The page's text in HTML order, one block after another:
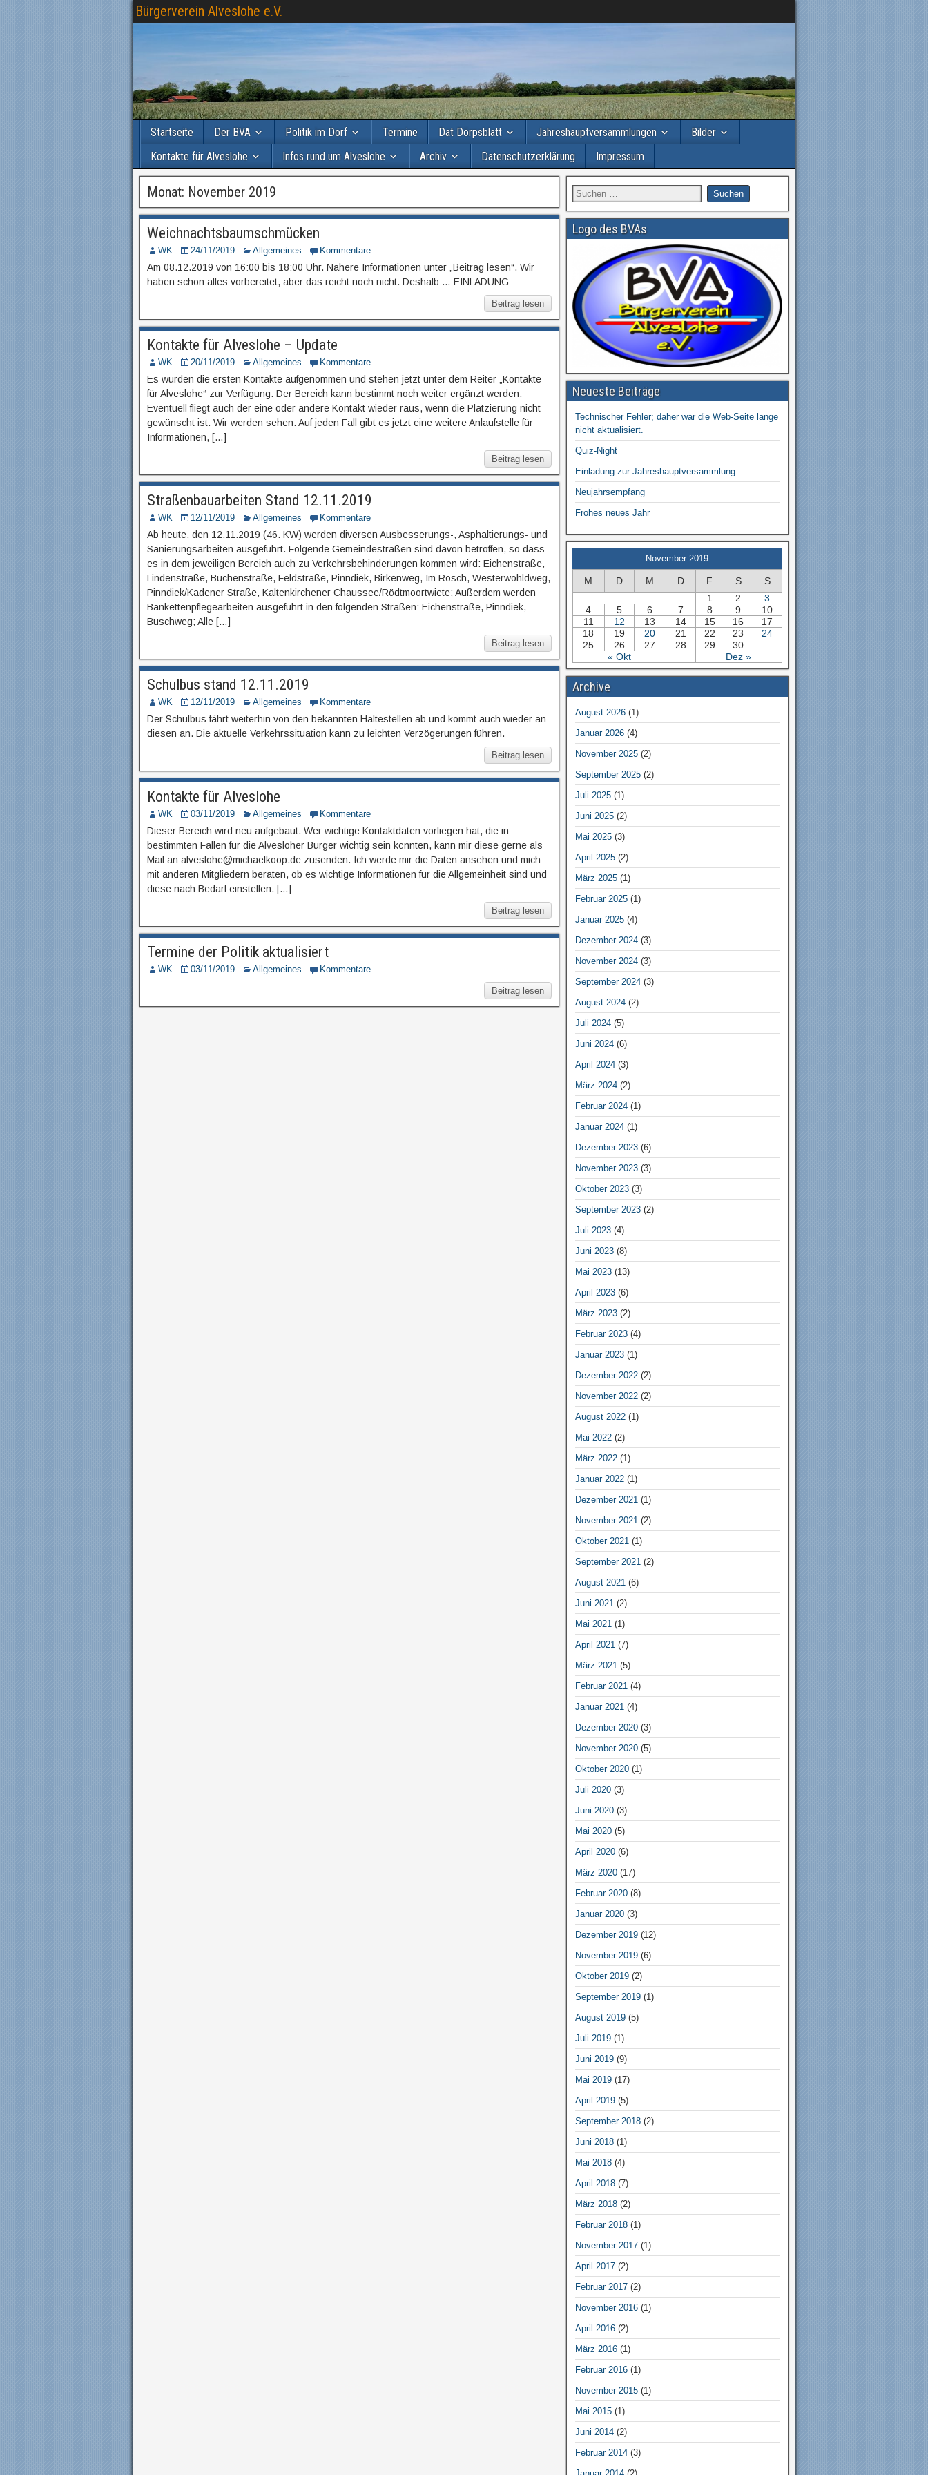
Bürgerverein Alveslohe e.V.
Startseite Der BVA Politik im Dorf Termine Dat Dörpsblatt Jahreshauptversammlungen
Bilder
Kontakte für Alveslohe
Infos rund um Alveslohe Archiv Datenschutzerklärung Impressum
Monat: November 2019
Weichnachtsbaumschmücken
WK 24/11/2019 Allgemeines Kommentare
Am 08.12.2019 von 16:00 bis 18:00 Uhr. Nähere Informationen unter „Beitrag lesen“. Wir
haben schon alles vorbereitet, aber das reicht noch nicht. Deshalb … EINLADUNG
Beitrag lesen
Kontakte für Alveslohe – Update
WK 20/11/2019 Allgemeines Kommentare
Es wurden die ersten Kontakte aufgenommen und stehen jetzt unter dem Reiter „Kontakte
für Alveslohe“ zur Verfügung. Der Bereich kann bestimmt noch weiter ergänzt werden.
Eventuell fliegt auch der eine oder andere Kontakt wieder raus, wenn die Platzierung nicht
gewünscht ist. Wir werden sehen. Auf jeden Fall gibt es jetzt eine weitere Anlaufstelle für
Informationen, […]
Beitrag lesen
Straßenbauarbeiten Stand 12.11.2019
WK 12/11/2019 Allgemeines Kommentare
Ab heute, den 12.11.2019 (46. KW) werden diversen Ausbesserungs-, Asphaltierungs- und
Sanierungsarbeiten ausgeführt. Folgende Gemeindestraßen sind davon betroffen, so dass
es in dem jeweiligen Bereich auch zu Verkehrsbehinderungen kommen wird: Eichenstraße,
Lindenstraße, Buchenstraße, Feldstraße, Pinndiek, Birkenweg, Im Rösch, Westerwohldweg,
Pinndiek/Kadener Straße, Kaltenkirchener Chaussee/Rödtmoortwiete; Außerdem werden
Bankettenpflegearbeiten ausgeführt in den folgenden Straßen: Eichenstraße, Pinndiek,
Buschweg; Alle […]
Beitrag lesen
Schulbus stand 12.11.2019
WK 12/11/2019 Allgemeines Kommentare
Der Schulbus fährt weiterhin von den bekannten Haltestellen ab und kommt auch wieder an
diesen an. Die aktuelle Verkehrssituation kann zu leichten Verzögerungen führen.
Beitrag lesen
Kontakte für Alveslohe
WK 03/11/2019 Allgemeines Kommentare
Dieser Bereich wird neu aufgebaut. Wer wichtige Kontaktdaten vorliegen hat, die in
bestimmten Fällen für die Alvesloher Bürger wichtig sein könnten, kann mir diese gerne als
Mail an alveslohe@michaelkoop.de zusenden. Ich werde mir die Daten ansehen und mich
mit anderen Mitgliedern beraten, ob es wichtige Informationen für die Allgemeinheit sind und
diese nach Bedarf einstellen. […]
Beitrag lesen
Termine der Politik aktualisiert
WK 03/11/2019 Allgemeines Kommentare
Beitrag lesen
Logo des BVAs
Neueste Beiträge
Technischer Fehler; daher war die Web-Seite lange
nicht aktualisiert.
Quiz-Night
Einladung zur Jahreshauptversammlung
Neujahrsempfang
Frohes neues Jahr
November 2019
M D M D F S S
« Okt Dez »
1 2
3
4
5 6 7 8 9
10
11
12 13 14 15 16
17
18
19 20 21 22 23
24
25
26 27 28 29 30
Archive
August 2026(1)
Januar 2026(4)
November 2025(2)
September 2025(2)
Juli 2025(1)
Juni 2025(2)
Mai 2025(3)
April 2025(2)
März 2025(1)
Februar 2025(1)
Januar 2025(4)
Dezember 2024(3)
November 2024(3)
September 2024(3)
August 2024(2)
Juli 2024(5)
Juni 2024(6)
April 2024(3)
März 2024(2)
Februar 2024(1)
Januar 2024(1)
Dezember 2023(6)
November 2023(3)
Oktober 2023(3)
September 2023(2)
Juli 2023(4)
Juni 2023(8)
Mai 2023(13)
April 2023(6)
März 2023(2)
Februar 2023(4)
Januar 2023(1)
Dezember 2022(2)
November 2022(2)
August 2022(1)
Mai 2022(2)
März 2022(1)
Januar 2022(1)
Dezember 2021 (1)
November 2021 (2)
Oktober 2021 (1)
September 2021 (2)
August 2021 (6)
Juni 2021 (2)
Mai 2021 (1)
April 2021 (7)
März 2021 (5)
Februar 2021 (4)
Januar 2021 (4)
Dezember 2020(3)
November 2020(5)
Oktober 2020(1)
Juli 2020(3)
Juni 2020(3)
Mai 2020(5)
April 2020(6)
März 2020(17)
Februar 2020(8)
Januar 2020(3)
Dezember 2019(12)
November 2019(6)
Oktober 2019(2)
September 2019(1)
August 2019(5)
Juli 2019(1)
Juni 2019(9)
Mai 2019(17)
April 2019(5)
September 2018(2)
Juni 2018(1)
Mai 2018(4)
April 2018(7)
März 2018(2)
Februar 2018(1)
November 2017(1)
April 2017(2)
Februar 2017(2)
November 2016(1)
April 2016(2)
März 2016(1)
Februar 2016(1)
November 2015(1)
Mai 2015(1)
Juni 2014(2)
Februar 2014(3)